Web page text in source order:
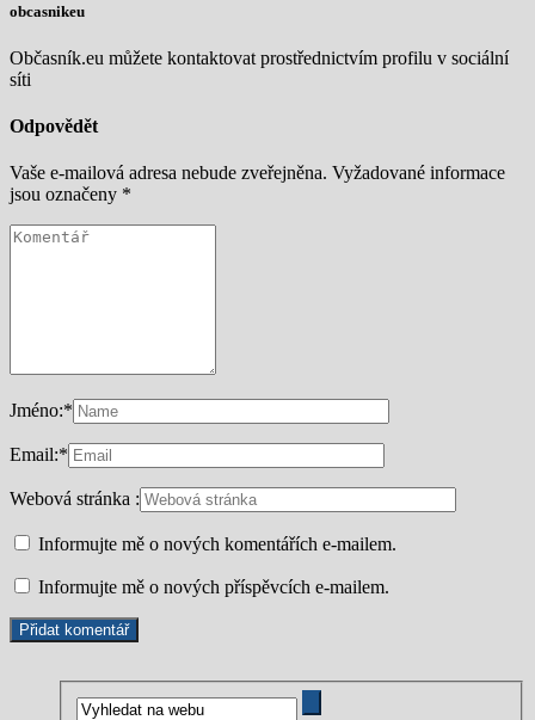
obcasnikeu
Občasník.eu můžete kontaktovat prostřednictvím profilu v sociální
síti
Odpovědět
Vaše e-mailová adresa nebude zveřejněna. Vyžadované informace
jsou označeny *
Jméno:*
Email:*
Webová stránka :
Informujte mě o nových komentářích e-mailem.
Informujte mě o nových příspěvcích e-mailem.